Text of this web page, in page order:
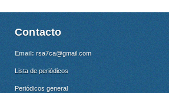
Contacto
Email: rsa7ca@gmail.com
Lista de periódicos
Periódicos general